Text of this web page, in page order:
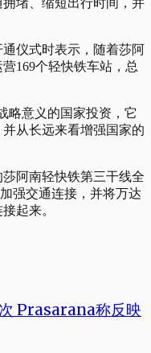
仪式时表示，随着莎阿
169个轻快铁车站，总
略意义的国家投资，它
从长远来看增强国家的
阿南轻快铁第三干线全
强交通连接，并将万达
起来。
Prasarana称反映